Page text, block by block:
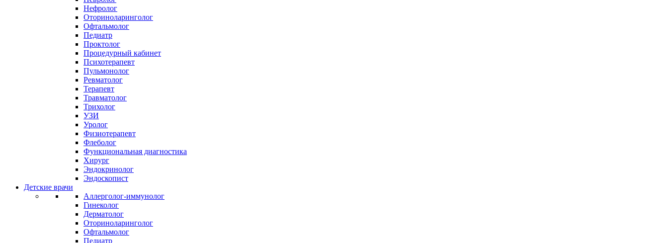
Нефролог
Оториноларинголог
Офтальмолог
Педиатр
Проктолог
Процедурный кабинет
Психотерапевт
Пульмонолог
Ревматолог
Терапевт
Травматолог
Трихолог
УЗИ
Уролог
Физиотерапевт
Флеболог
Функциональная диагностика
Хирург
Эндокринолог
Эндоскопист
Детские врачи
Аллерголог-иммунолог
Гинеколог
Дерматолог
Оториноларинголог
Офтальмолог
Педиатр